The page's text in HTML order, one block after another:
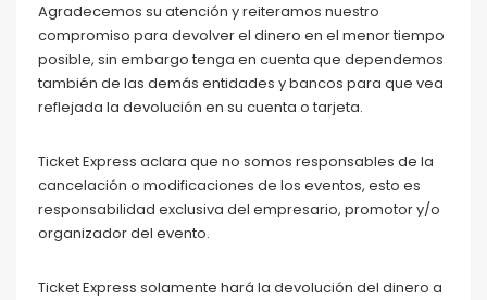
Agradecemos su atención y reiteramos nuestro
compromiso para devolver el dinero en el menor tiempo
posible, sin embargo tenga en cuenta que dependemos
también de las demás entidades y bancos para que vea
reflejada la devolución en su cuenta o tarjeta.
Ticket Express aclara que no somos responsables de la
cancelación o modificaciones de los eventos, esto es
responsabilidad exclusiva del empresario, promotor y/o
organizador del evento.
Ticket Express solamente hará la devolución del dinero a